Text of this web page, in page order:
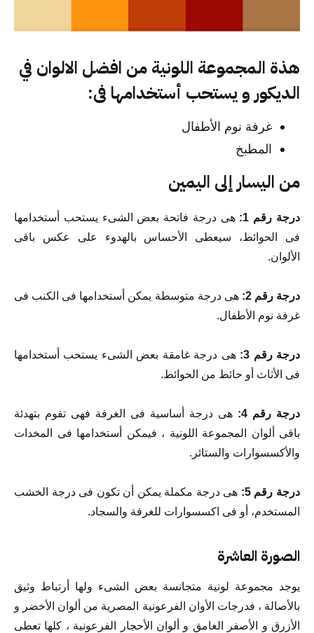
هذة المجموعة اللونية من افضل الالوان في
الديكور و يستحب أستخدامها فى:
غرفة نوم الأطفال
المطبخ
من اليسار إلى اليمين
درجة رقم 1:
هى درجة فاتحة بعض الشىء يستحب أستخدامها
فى الحوائط، سيعطى الأحساس بالهدوء على عكس باقى
الألوان.
درجة رقم 2:
هى درجة متوسطة يمكن أستخدامها فى الكنب فى
غرفة نوم الأطفال.
درجة رقم 3:
هى درجة غامقة بعض الشىء يستحب أستخدامها
فى الأثاث أو حائط من الحوائط.
درجة رقم 4:
هى درجة أساسية فى الغرفة فهى تقوم بتهدئة
باقى ألوان المجموعة اللونية ، فيمكن أستخدامها فى المخدات
والأكسسوارات والستائر.
درجة رقم 5:
هى درجة مكملة يمكن أن تكون فى درجة الخشب
المستخدم، أو فى اكسسوارات للغرفة والسجاد.
الصورة العاشرة
يوجد مجموعة لونية متجانسة بعض الشىء ولها أرتباط وثيق
بالأصالة ، فدرجات الأوان الفرعونية المصرية من ألوان الأخضر و
الأزرق و الأصفر الغامق و ألوان الأحجار الفرعونية ، كلها تعطى